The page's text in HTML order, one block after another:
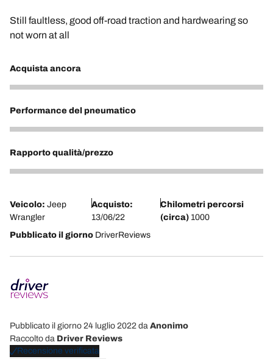
Still faultless, good off-road traction and hardwearing so
not worn at all
Acquista ancora
5
Performance del pneumatico
4
Rapporto qualità/prezzo
5
Veicolo: Jeep
Wrangler
Acquisto:
13/06/22
Chilometri percorsi
(circa)1000
Pubblicato il giorno DriverReviews
Pubblicato il giorno 24 luglio 2022 da Anonimo
Raccolto da Driver Reviews
Recensione verificata